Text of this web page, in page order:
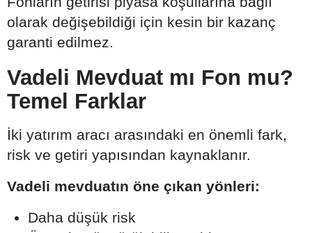
olarak değişebildiği için kesin bir kazanç
garanti edilmez.
Vadeli Mevduat mı Fon mu?
Temel Farklar
İki yatırım aracı arasındaki en önemli fark,
risk ve getiri yapısından kaynaklanır.
Vadeli mevduatın öne çıkan yönleri:
Daha düşük risk